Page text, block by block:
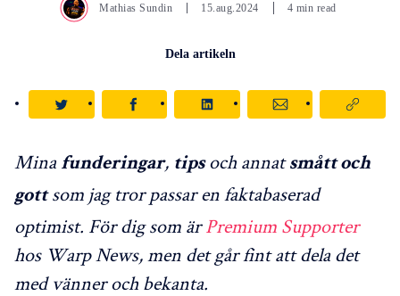
Mathias Sundin 15.aug.2024 4 min read
Dela artikeln
Mina funderingar, tipsoch annatsmått och
gottsom jag tror passar en faktabaserad
optimist. För dig som ärPremium Supporter
hos Warp News, men det går fint att dela det
med vänner och bekanta.